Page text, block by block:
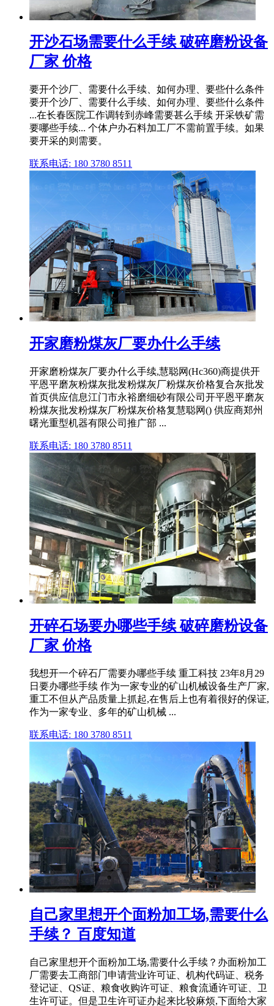
开沙石场需要什么手续 破碎磨粉设备
厂家 价格
要开个沙厂、需要什么手续、如何办理、要些什么条件
要开个沙厂、需要什么手续、如何办理、要些什么条件
...在长春医院工作调转到赤峰需要甚么手续 开采铁矿需
要哪些手续... 个体户办石料加工厂不需前置手续。如果
要开采的则需要。
联系电话: 180 3780 8511
开家磨粉煤灰厂要办什么手续
开家磨粉煤灰厂要办什么手续,慧聪网(Hc360)商提供开
平恩平磨灰粉煤灰批发粉煤灰厂粉煤灰价格复合灰批发
首页供应信息江门市永裕磨细砂有限公司开平恩平磨灰
粉煤灰批发粉煤灰厂粉煤灰价格复慧聪网() 供应商郑州
曙光重型机器有限公司推广部 ...
联系电话: 180 3780 8511
开碎石场要办哪些手续 破碎磨粉设备
厂家 价格
我想开一个碎石厂需要办哪些手续 重工科技 23年8月29
日要办哪些手续 作为一家专业的矿山机械设备生产厂家,
重工不但从产品质量上抓起,在售后上也有着很好的保证,
作为一家专业、多年的矿山机械 ...
联系电话: 180 3780 8511
自己家里想开个面粉加工场,需要什么
手续？ 百度知道
自己家里想开个面粉加工场,需要什么手续？办面粉加工
厂需要去工商部门申请营业许可证、机构代码证、税务
登记证、QS证、粮食收购许可证、粮食流通许可证、卫
生许可证。但是卫生许可证办起来比较麻烦,下面给大家